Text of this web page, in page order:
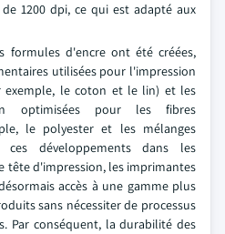
1200 dpi, ce qui est adapté aux
formules d'encre ont été créées,
utilisées pour l'impression
exemple, le coton et le lin) et les
optimisées pour les fibres
le polyester et les mélanges
ces développements dans les
tête d'impression, les imprimantes
accès à une gamme plus
sans nécessiter de processus
Par conséquent, la durabilité des